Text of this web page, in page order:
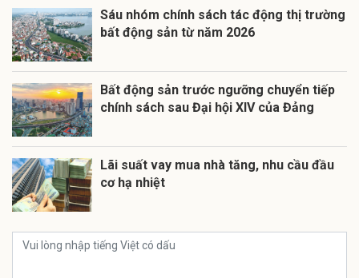
Sáu nhóm chính sách tác động thị trường
bất động sản từ năm 2026
Bất động sản trước ngưỡng chuyển tiếp
chính sách sau Đại hội XIV của Đảng
Lãi suất vay mua nhà tăng, nhu cầu đầu
cơ hạ nhiệt